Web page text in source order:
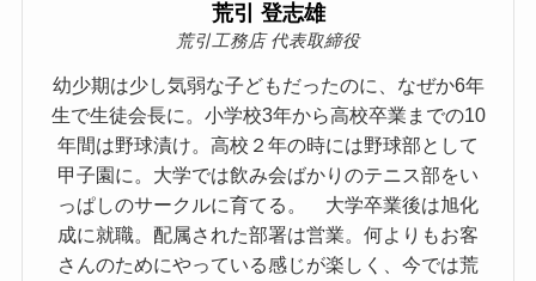
荒引 登志雄
荒引工務店 代表取締役
幼少期は少し気弱な子どもだったのに、なぜか6年
生で生徒会長に。小学校3年から高校卒業までの10
年間は野球漬け。高校２年の時には野球部として
甲子園に。大学では飲み会ばかりのテニス部をい
っぱしのサークルに育てる。 大学卒業後は旭化
成に就職。配属された部署は営業。何よりもお客
さんのためにやっている感じが楽しく、今では荒